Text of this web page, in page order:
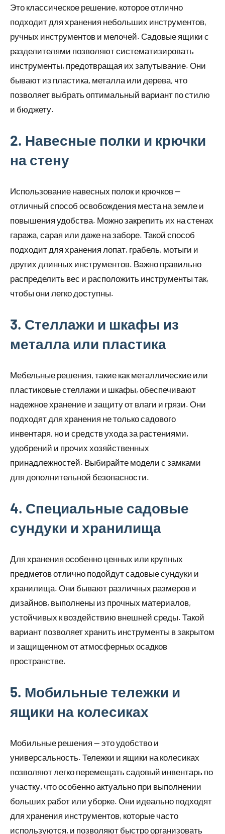
Это классическое решение, которое отлично
подходит для хранения небольших инструментов,
ручных инструментов и мелочей. Садовые ящики с
разделителями позволяют систематизировать
инструменты, предотвращая их запутывание. Они
бывают из пластика, металла или дерева, что
позволяет выбрать оптимальный вариант по стилю
и бюджету.
2. Навесные полки и крючки
на стену
Использование навесных полок и крючков —
отличный способ освобождения места на земле и
повышения удобства. Можно закрепить их на стенах
гаража, сарая или даже на заборе. Такой способ
подходит для хранения лопат, грабель, мотыги и
других длинных инструментов. Важно правильно
распределить вес и расположить инструменты так,
чтобы они легко доступны.
3. Стеллажи и шкафы из
металла или пластика
Мебельные решения, такие как металлические или
пластиковые стеллажи и шкафы, обеспечивают
надежное хранение и защиту от влаги и грязи. Они
подходят для хранения не только садового
инвентаря, но и средств ухода за растениями,
удобрений и прочих хозяйственных
принадлежностей. Выбирайте модели с замками
для дополнительной безопасности.
4. Специальные садовые
сундуки и хранилища
Для хранения особенно ценных или крупных
предметов отлично подойдут садовые сундуки и
хранилища. Они бывают различных размеров и
дизайнов, выполнены из прочных материалов,
устойчивых к воздействию внешней среды. Такой
вариант позволяет хранить инструменты в закрытом
и защищенном от атмосферных осадков
пространстве.
5. Мобильные тележки и
ящики на колесиках
Мобильные решения — это удобство и
универсальность. Тележки и ящики на колесиках
позволяют легко перемещать садовый инвентарь по
участку, что особенно актуально при выполнении
больших работ или уборке. Они идеально подходят
для хранения инструментов, которые часто
используются, и позволяют быстро организовать